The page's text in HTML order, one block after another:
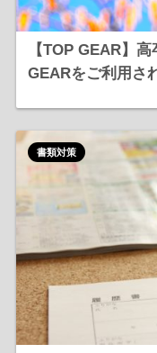
【TOP GEAR】
GEARをご利用さ
書類対策